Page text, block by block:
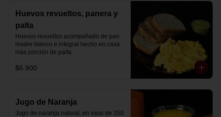
Huevos revueltos, panera y
palta
Huevos revueltos acompañado de pan
madre blanco e integral hecho en casa
más porción de palta.
$6.900
Jugo de Naranja
Jugo de naranja natural, en vaso de 350